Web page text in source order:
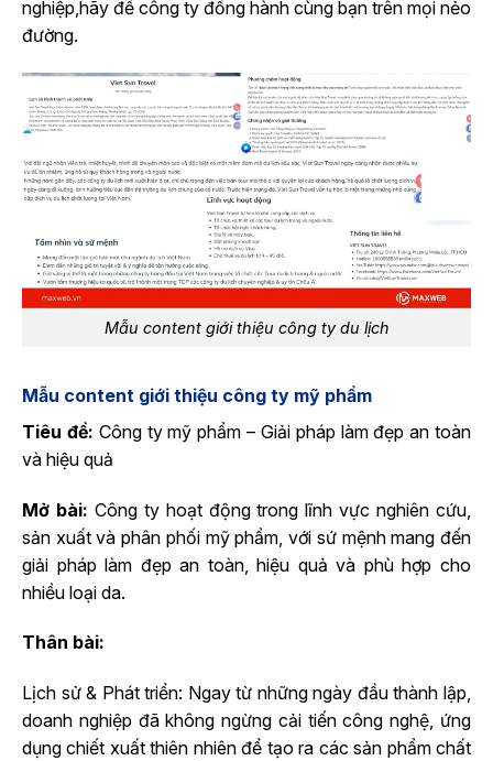
nghiệp,hãy để công ty đồng hành cùng bạn trên mọi nẻo
đường.
Mẫu content giới thiệu công ty du lịch
Mẫu content giới thiệu công ty mỹ phẩm
Tiêu đề: Công ty mỹ phẩm – Giải pháp làm đẹp an toàn
và hiệu quả
Mở bài: Công ty hoạt động trong lĩnh vực nghiên cứu,
sản xuất và phân phối mỹ phẩm, với sứ mệnh mang đến
giải pháp làm đẹp an toàn, hiệu quả và phù hợp cho
nhiều loại da.
Thân bài:
Lịch sử & Phát triển: Ngay từ những ngày đầu thành lập,
doanh nghiệp đã không ngừng cải tiến công nghệ, ứng
dụng chiết xuất thiên nhiên để tạo ra các sản phẩm chất